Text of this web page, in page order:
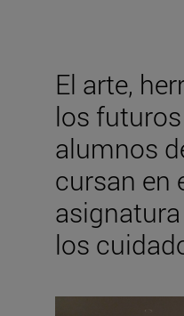
El arte,
los
alumnos
cursan en
los